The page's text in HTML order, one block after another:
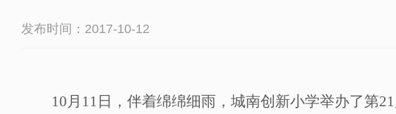
发布时间：2017-10-12
10 月 11 日，伴着绵绵细雨，城南创新小学举办了第21